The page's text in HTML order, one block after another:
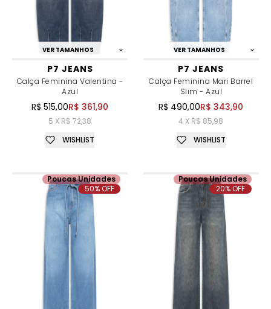
VER TAMANHOS
P7 JEANS
Calça Feminina Valentina -
Azul
R$ 515,00R$ 361,90
5 X R$ 72,38
WISHLIST
VER TAMANHOS
P7 JEANS
Calça Feminina Mari Barrel
Slim - Azul
R$ 490,00R$ 343,90
4 X R$ 85,98
WISHLIST
Poucas Unidades
50% OFF
Poucas Unidades
20% OFF